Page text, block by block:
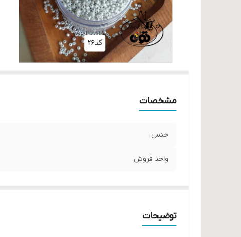
مشخصات
جنس
واحد فروش
توضیحات